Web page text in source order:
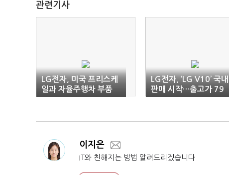
관련기사
LG전자, 미국 프리스케
일과 자율주행차 부품
공동개발
LG전자, ‘LG V10’ 국내
판매 시작…출고가 79
만9700원
이지은
IT와 친해지는 방법 알려드리겠습니다